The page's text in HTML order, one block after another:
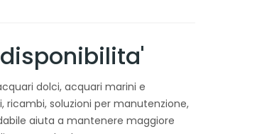
disponibilita'
dolci, acquari marini e
soluzioni per manutenzione,
aiuta a mantenere maggiore